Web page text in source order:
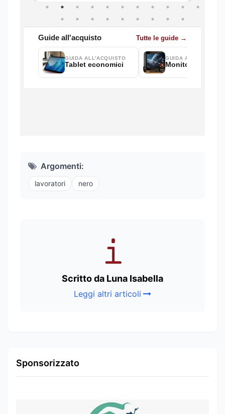
Argomenti:
lavoratori nero
Scritto da Luna Isabella
Leggi altri articoli
Sponsorizzato